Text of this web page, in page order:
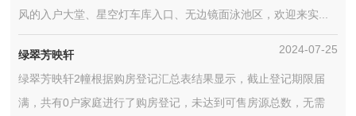
风的入户大堂、星空灯车库入口、无边镜面泳池区，欢迎来实...
绿翠芳映轩 2024-07-25
绿翠芳映轩2幢根据购房登记汇总表结果显示，截止登记期限届
满，共有0户家庭进行了购房登记，未达到可售房源总数，无需